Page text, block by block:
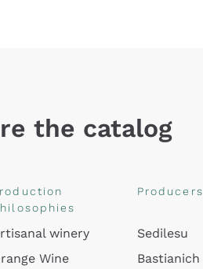
the catalog
winery
Wine
Producers
Sedilesu
Bastianich